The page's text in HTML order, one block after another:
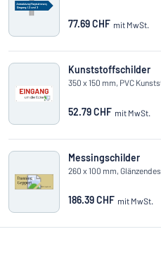
77.69 CHF mit MwSt.
Kunststoffschilder
350 x 150 mm, PVC
52.79 CHF mit MwSt.
Messingschilder
260 x 100 mm,
186.39 CHF mit MwSt.